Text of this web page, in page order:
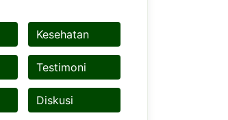
Kesehatan
Testimoni
Diskusi